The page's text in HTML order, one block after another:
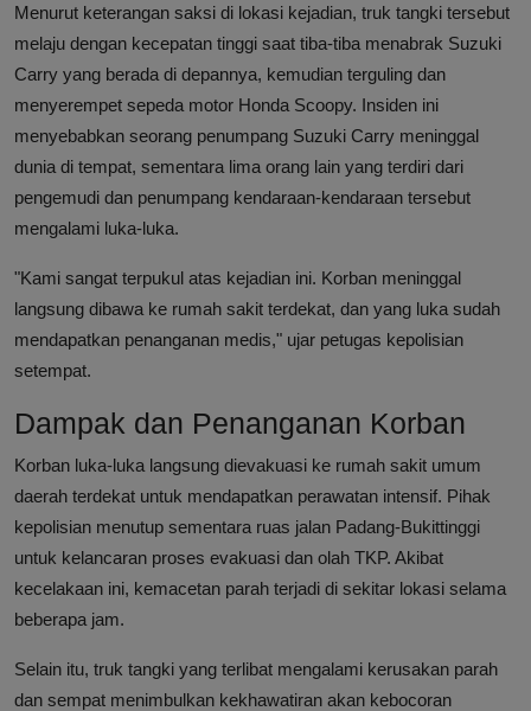
Menurut keterangan saksi di lokasi kejadian, truk tangki tersebut
melaju dengan kecepatan tinggi saat tiba-tiba menabrak Suzuki
Carry yang berada di depannya, kemudian terguling dan
menyerempet sepeda motor Honda Scoopy. Insiden ini
menyebabkan seorang penumpang Suzuki Carry meninggal
dunia di tempat, sementara lima orang lain yang terdiri dari
pengemudi dan penumpang kendaraan-kendaraan tersebut
mengalami luka-luka.
"Kami sangat terpukul atas kejadian ini. Korban meninggal
langsung dibawa ke rumah sakit terdekat, dan yang luka sudah
mendapatkan penanganan medis," ujar petugas kepolisian
setempat.
Dampak dan Penanganan Korban
Korban luka-luka langsung dievakuasi ke rumah sakit umum
daerah terdekat untuk mendapatkan perawatan intensif. Pihak
kepolisian menutup sementara ruas jalan Padang-Bukittinggi
untuk kelancaran proses evakuasi dan olah TKP. Akibat
kecelakaan ini, kemacetan parah terjadi di sekitar lokasi selama
beberapa jam.
Selain itu, truk tangki yang terlibat mengalami kerusakan parah
dan sempat menimbulkan kekhawatiran akan kebocoran